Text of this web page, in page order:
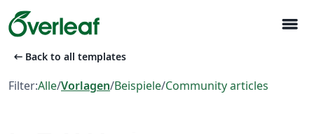
menu
arrow_left_alt Back to all templates
Filter:Alle/Vorlagen/Beispiele/Community articles